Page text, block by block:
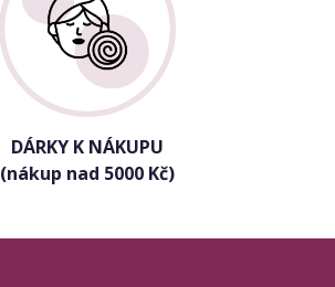
DÁRKY K NÁKUPU
(nákup nad 5000 Kč)